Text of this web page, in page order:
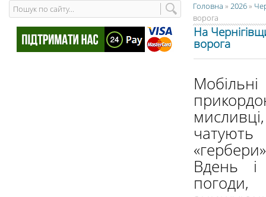
Головна » 2026»
ворога
На
ворога
Вдень і